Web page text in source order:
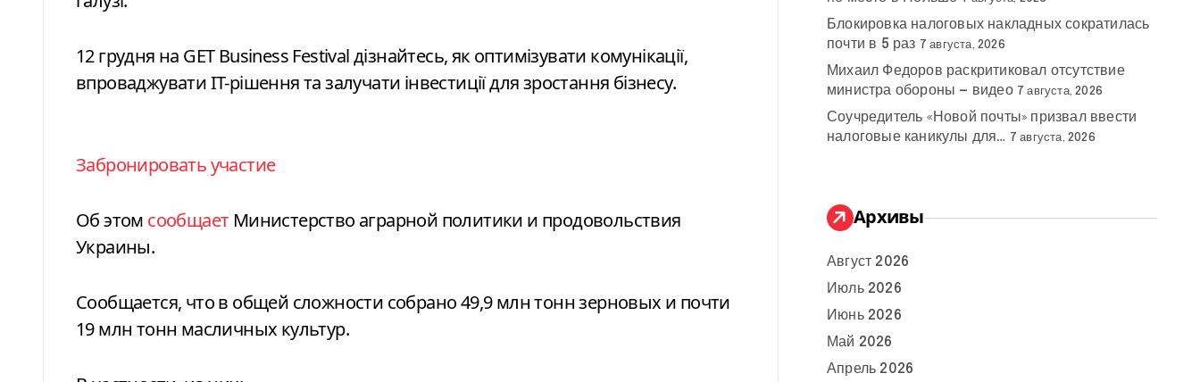
12 грудня на GET Business Festival дізнайтесь, як оптимізувати комунікації,
впроваджувати ІТ-рішення та залучати інвестиції для зростання бізнесу.
Забронировать участие
Об этом сообщает Министерство аграрной политики и продовольствия
Украины.
Сообщается, что в общей сложности собрано 49,9 млн тонн зерновых и почти
19 млн тонн масличных культур.
Блокировка налоговых накладных сократилась
почти в 5 раз 7 августа, 2026
Михаил Федоров раскритиковал отсутствие
министра обороны — видео 7 августа, 2026
Соучредитель «Новой почты» призвал ввести
налоговые каникулы для… 7 августа, 2026
Архивы
Август 2026
Июль 2026
Июнь 2026
Май 2026
Апрель 2026